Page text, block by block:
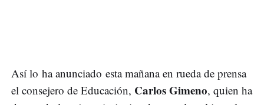
Así lo ha anunciado esta mañana en rueda de prensa
el consejero de Educación, Carlos Gimeno, quien ha